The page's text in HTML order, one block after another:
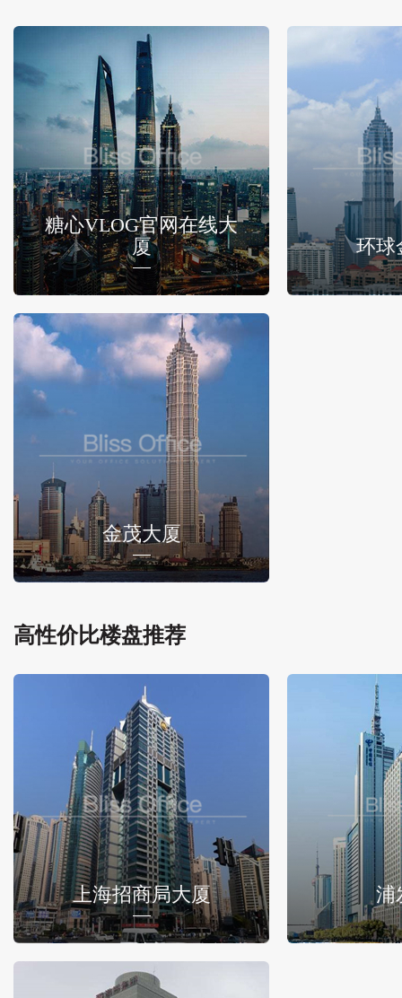
糖心VLOG官网在线大
厦
环球
金茂大厦
高性价比楼盘推荐
上海招商局大厦 浦